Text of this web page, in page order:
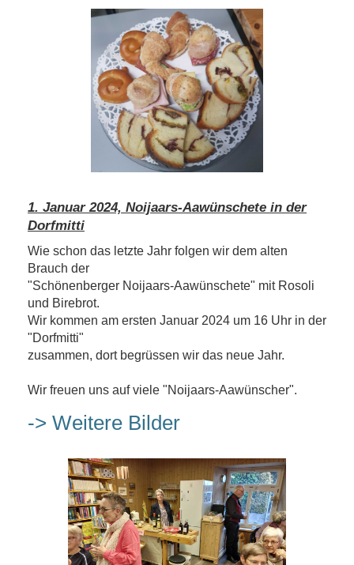
1. Januar 2024, Noijaars-Aawünschete in der
Dorfmitti
Wie schon das letzte Jahr folgen wir dem alten
Brauch der
"Schönenberger Noijaars-Aawünschete" mit Rosoli
und Birebrot.
Wir kommen am ersten Januar 2024 um 16 Uhr in der
"Dorfmitti"
zusammen, dort begrüssen wir das neue Jahr.
Wir freuen uns auf viele "Noijaars-Aawünscher".
-> Weitere Bilder